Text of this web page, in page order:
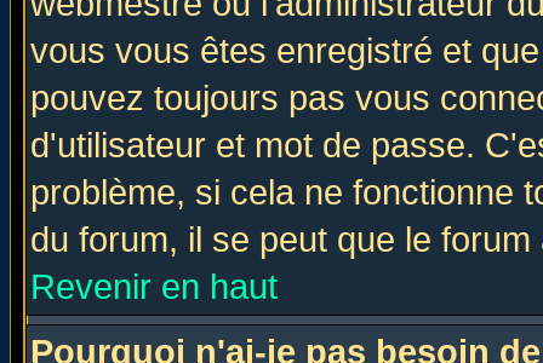
vous vous êtes enregistré et
pouvez toujours pas vous
d'utilisateur et mot de passe.
problème, si cela ne fonctionne
du forum, il se peut que le
Revenir en haut
Pourquoi n'ai-je pas besoin